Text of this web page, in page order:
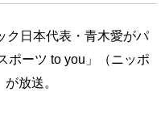
ク日本代表・青木愛がパ
ポーツ to you」（ニッポ
放送。